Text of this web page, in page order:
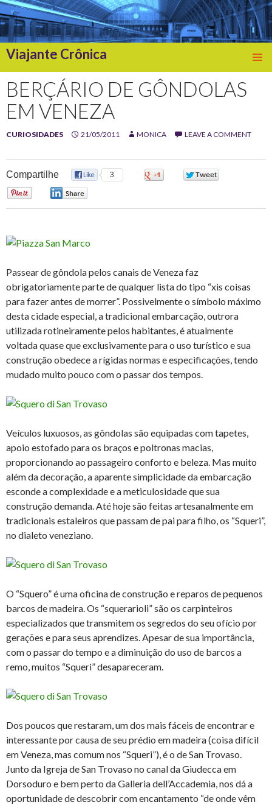
Viajante Crônica
TO
CONTENT
BERÇÁRIO DE GÔNDOLAS
EM VENEZA
CURIOSIDADES 21/05/2011 MONICA LEAVE A COMMENT
Compartilhe 3
Passear de gôndola pelos canais de Veneza faz
obrigatoriamente parte de qualquer lista do tipo “xis coisas
para fazer antes de morrer”. Possivelmente o símbolo máximo
desta cidade especial, a tradicional embarcação, outrora
utilizada rotineiramente pelos habitantes, é atualmente
voltada quase que exclusivamente para o uso turístico e sua
construção obedece a rígidas normas e especificações, tendo
mudado muito pouco com o passar dos tempos.
Veículos luxuosos, as gôndolas são equipadas com tapetes,
apoio estofado para os braços e poltronas macias,
proporcionando ao passageiro conforto e beleza. Mas muito
além da decoração, a aparente simplicidade da embarcação
esconde a complexidade e a meticulosidade que sua
construção demanda. Até hoje são feitas artesanalmente em
tradicionais estaleiros que passam de pai para filho, os “Squeri”,
no dialeto veneziano.
O “Squero” é uma oficina de construção e reparos de pequenos
barcos de madeira. Os “squerarioli” são os carpinteiros
especializados que transmitem os segredos do seu ofício por
gerações e para seus aprendizes. Apesar de sua importância,
com o passar do tempo e a diminuição do uso de barcos a
remo, muitos “Squeri” desapareceram.
Dos poucos que restaram, um dos mais fáceis de encontrar e
interessante por causa de seu prédio em madeira (coisa difícil
em Veneza, mas comum nos “Squeri”), é o de San Trovaso.
Junto da Igreja de San Trovaso no canal da Giudecca em
Dorsoduro e bem perto da Galleria dell’Accademia, nos dá a
oportunidade de descobrir com encantamento “de onde vêm